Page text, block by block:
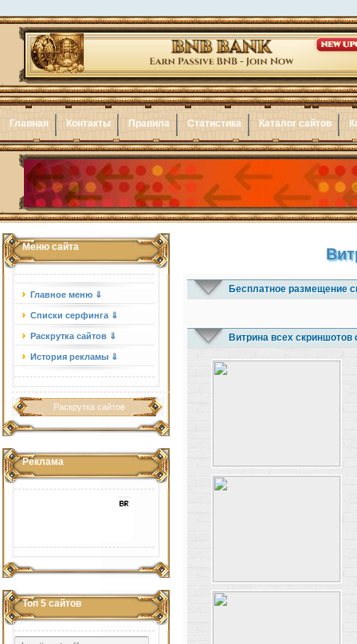
Главная Контакты Правила Статистика Каталог сайтов
Меню сайта
Главное меню ⇓
Списки серфинга ⇓
Раскрутка сайтов ⇓
История рекламы ⇓
Раскрутка сайтов
Реклама
Топ 5 сайтов
Бесплатное размещение
Витрина всех скриншотов